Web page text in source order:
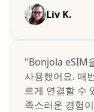
Liv K.
"Bonjola eSIM
사용했어요. 매
르게 연결할 수
족스러운 경험